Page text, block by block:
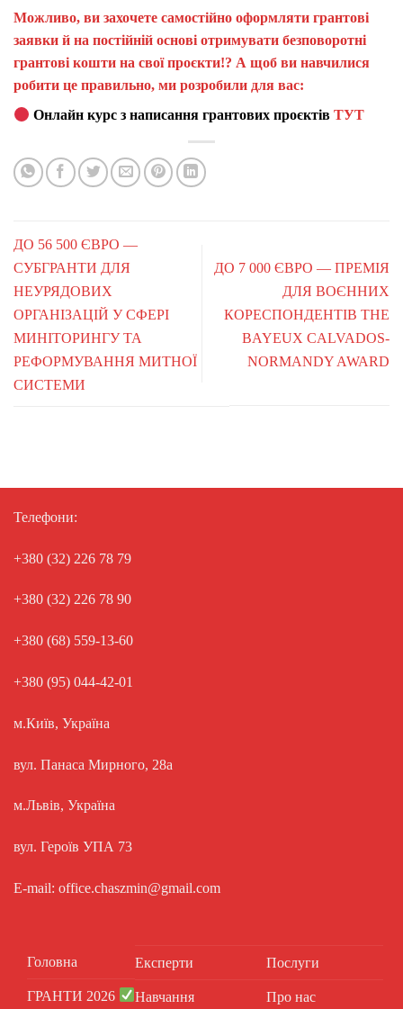
Можливо, ви захочете самостійно оформляти грантові
заявки й на постійній основі отримувати безповоротні
грантові кошти на свої проєкти!? А щоб ви навчилися
робити це правильно, ми розробили для вас:
Онлайн курс з написання грантових проєктівТУТ
ДО 56 500 ЄВРО —
СУБГРАНТИ ДЛЯ
НЕУРЯДОВИХ
ОРГАНІЗАЦІЙ У СФЕРІ
МИНІТОРИНГУ ТА
РЕФОРМУВАННЯ МИТНОЇ
СИСТЕМИ
ДО 7 000 ЄВРО — ПРЕМІЯ
ДЛЯ ВОЄННИХ
КОРЕСПОНДЕНТІВ THE
BAYEUX CALVADOS-
NORMANDY AWARD
Телефони:
+380 (32) 226 78 79
+380 (32) 226 78 90
+380 (68) 559-13-60
+380 (95) 044-42-01
м.Київ, Україна
вул. Панаса Мирного, 28а
м.Львів, Україна
вул. Героїв УПА 73
E-mail: office.chaszmin@gmail.com
Головна
ГРАНТИ 2026
Експерти
Навчання
Послуги
Про нас